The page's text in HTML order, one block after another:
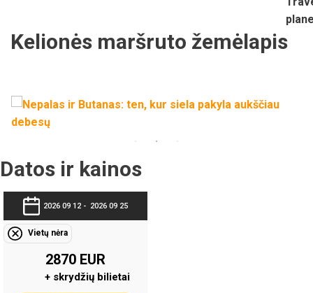
Kelionės maršruto žemėlapis
Datos ir kainos
2026 09 12 - 2026 09 25
Vietų nėra
2870 EUR
+ skrydžių bilietai